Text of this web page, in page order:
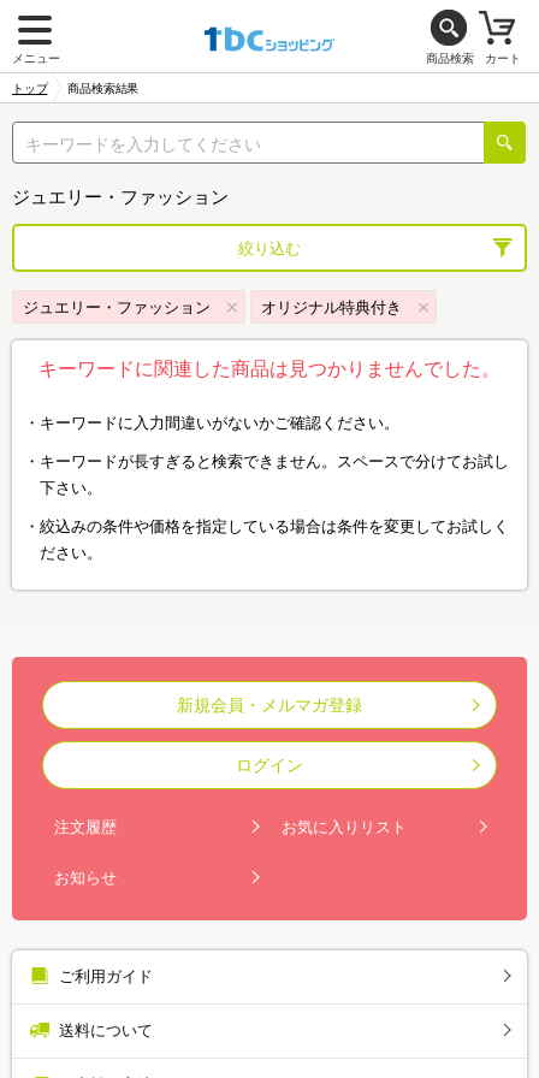
メニュー 商品検索 カート
トップ 商品検索結果
ジュエリー・ファッション
絞り込む
ジュエリー・ファッション オリジナル特典付き
キーワードに関連した商品は見つかりませんでした。
キーワードに入力間違いがないかご確認ください。
キーワードが長すぎると検索できません。スペースで分けてお試し
下さい。
絞込みの条件や価格を指定している場合は条件を変更してお試しく
ださい。
新規会員・メルマガ登録
ログイン
注文履歴 お気に入りリスト
お知らせ
ご利用ガイド
送料について